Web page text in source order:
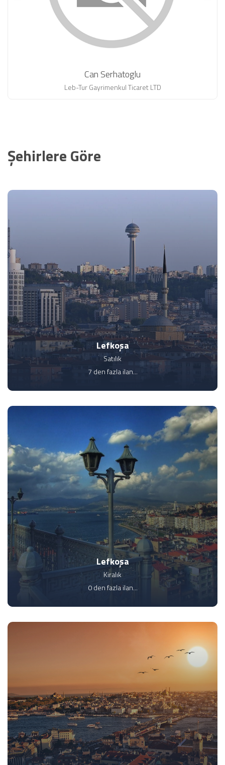
Can Serhatoglu
Leb-Tur Gayrimenkul Ticaret LTD
Şehirlere Göre
Lefkoşa
Satılık
7 den fazla ilan...
Lefkoşa
Kiralık
0 den fazla ilan...